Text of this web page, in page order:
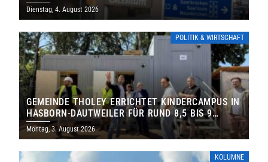
Dienstag, 4. August 2026
POLITIK & WIRTSCHAFT
GEMEINDE THOLEY ERRICHTET KINDERCAMPUS IN
HASBORN-DAUTWEILER FÜR RUND 8,5 BIS 9
MILLIONEN EURO
Montag, 3. August 2026
KOLUMNE